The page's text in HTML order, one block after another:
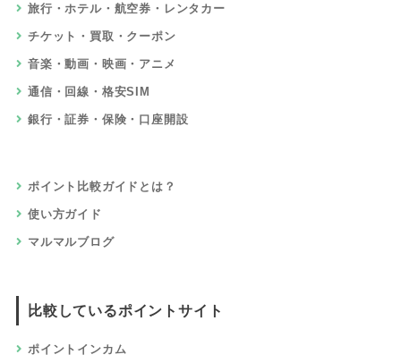
旅行・ホテル・航空券・レンタカー
チケット・買取・クーポン
音楽・動画・映画・アニメ
通信・回線・格安SIM
銀行・証券・保険・口座開設
ポイント比較ガイドとは？
使い方ガイド
マルマルブログ
比較しているポイントサイト
ポイントインカム